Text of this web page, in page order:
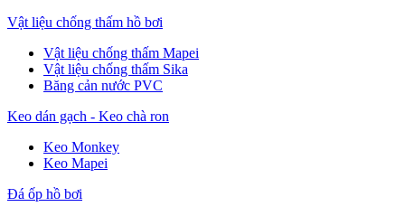
Vật liệu chống thấm hồ bơi
Vật liệu chống thấm Mapei
Vật liệu chống thấm Sika
Băng cản nước PVC
Keo dán gạch - Keo chà ron
Keo Monkey
Keo Mapei
Đá ốp hồ bơi